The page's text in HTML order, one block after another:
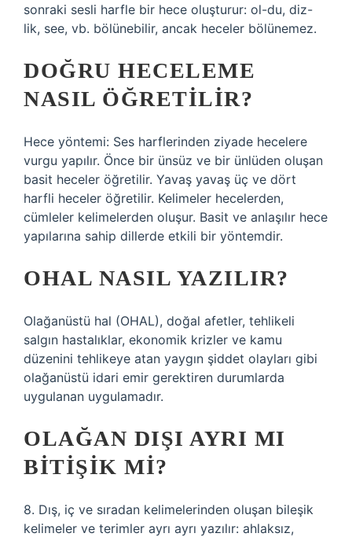
sonraki sesli harfle bir hece oluşturur: ol-du, diz-
lik, see, vb. bölünebilir, ancak heceler bölünemez.
DOĞRU HECELEME
NASIL ÖĞRETILIR?
Hece yöntemi: Ses harflerinden ziyade hecelere
vurgu yapılır. Önce bir ünsüz ve bir ünlüden oluşan
basit heceler öğretilir. Yavaş yavaş üç ve dört
harfli heceler öğretilir. Kelimeler hecelerden,
cümleler kelimelerden oluşur. Basit ve anlaşılır hece
yapılarına sahip dillerde etkili bir yöntemdir.
OHAL NASIL YAZILIR?
Olağanüstü hal (OHAL), doğal afetler, tehlikeli
salgın hastalıklar, ekonomik krizler ve kamu
düzenini tehlikeye atan yaygın şiddet olayları gibi
olağanüstü idari emir gerektiren durumlarda
uygulanan uygulamadır.
OLAĞAN DIŞI AYRI MI
BITIŞIK MI?
8. Dış, iç ve sıradan kelimelerinden oluşan bileşik
kelimeler ve terimler ayrı ayrı yazılır: ahlaksız,